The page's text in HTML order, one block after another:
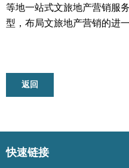
等地一站式文旅地产营销服
型，布局文旅地产营销的进一
返回
快速链接